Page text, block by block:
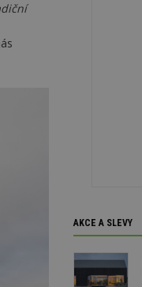
AKCE A SLEVY